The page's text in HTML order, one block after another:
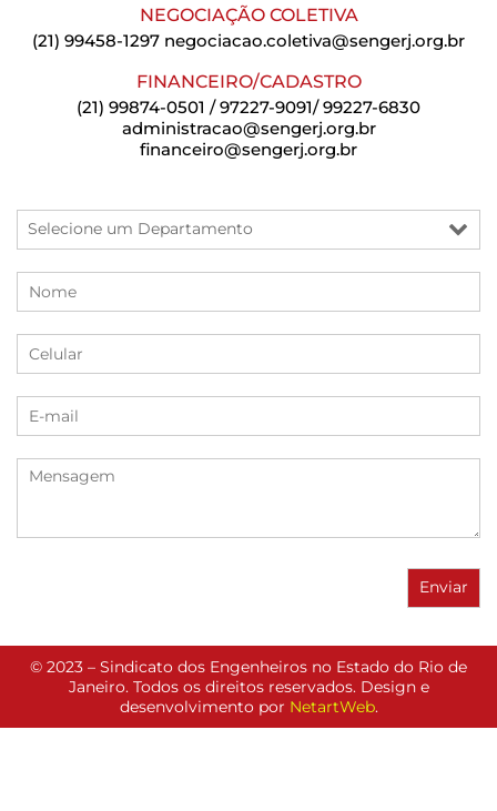
NEGOCIAÇÃO COLETIVA
(21) 99458-1297 negociacao.coletiva@sengerj.org.br
FINANCEIRO/CADASTRO
(21) 99874-0501 / 97227-9091/ 99227-6830
administracao@sengerj.org.br
financeiro@sengerj.org.br
© 2023 – Sindicato dos Engenheiros no Estado do Rio de
Janeiro. Todos os direitos reservados. Design e
desenvolvimento por NetartWeb.